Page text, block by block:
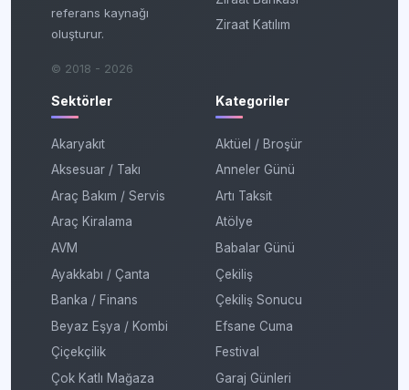
referans kaynağı
oluşturur.
© 2018 - 2026
Ziraat Katılım
Sektörler
Akaryakıt
Aksesuar / Takı
Araç Bakım / Servis
Araç Kiralama
AVM
Ayakkabı / Çanta
Banka / Finans
Beyaz Eşya / Kombi
Çiçekçilik
Çok Katlı Mağaza
Kategoriler
Aktüel / Broşür
Anneler Günü
Artı Taksit
Atölye
Babalar Günü
Çekiliş
Çekiliş Sonucu
Efsane Cuma
Festival
Garaj Günleri